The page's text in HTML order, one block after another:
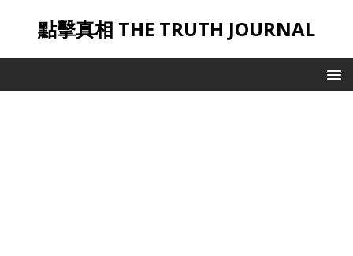
點擊真相 THE TRUTH JOURNAL